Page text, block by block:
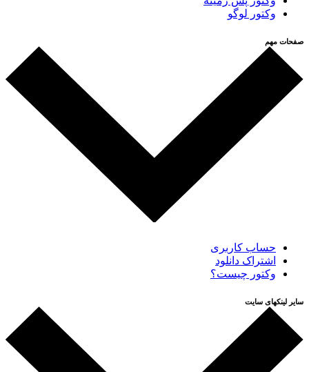
وکتور لوگو
صفحات مهم
حساب کاربری
اشتراک دانلود
وکتور چیست؟
سایر لینکهای سایت